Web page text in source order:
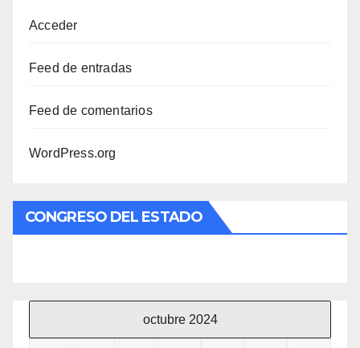
Acceder
Feed de entradas
Feed de comentarios
WordPress.org
CONGRESO DEL ESTADO
octubre 2024